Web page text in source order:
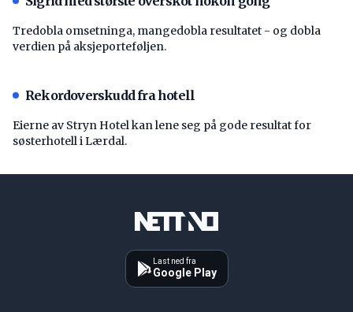
Tredobla omsetninga, mangedobla resultatet - og dobla
verdien på aksjeporteføljen.
Rekordoverskudd fra hotell
Eierne av Stryn Hotel kan lene seg på gode resultat for
søsterhotell i Lærdal.
Last ned fra
Google Play